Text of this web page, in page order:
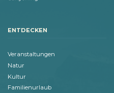
ENTDECKEN
Veranstaltungen
Natur
Kultur
Familienurlaub